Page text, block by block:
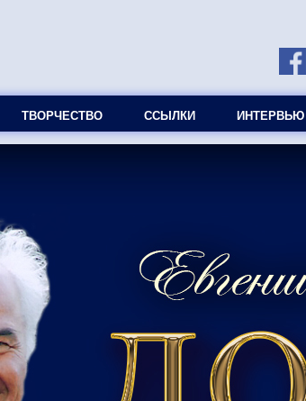
ТВОРЧЕСТВО ССЫЛКИ ИНТЕРВЬЮ